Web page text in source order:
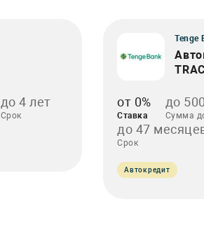
до 4 лет
Срок
Tenge
от 0%
Ставка
до
Сумма
до 47
Срок
Автокредит